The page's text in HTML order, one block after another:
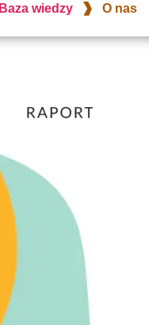
Baza wiedzy O nas